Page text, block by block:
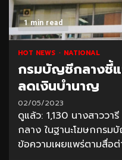
1 min read
HOT NEWS NATIONAL
กรมบัญชีกลางชี้แ
ลดเงินบำนาญ
02/05/2023
ดูแล้ว: 1,130 นางสาวว
กลาง ในฐานะโฆษกกรม
ข้อความเผยแพร่ตามสื่อต่